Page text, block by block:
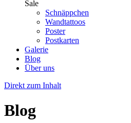
Sale
Schnäppchen
Wandtattoos
Poster
Postkarten
Galerie
Blog
Über uns
Direkt zum Inhalt
Blog